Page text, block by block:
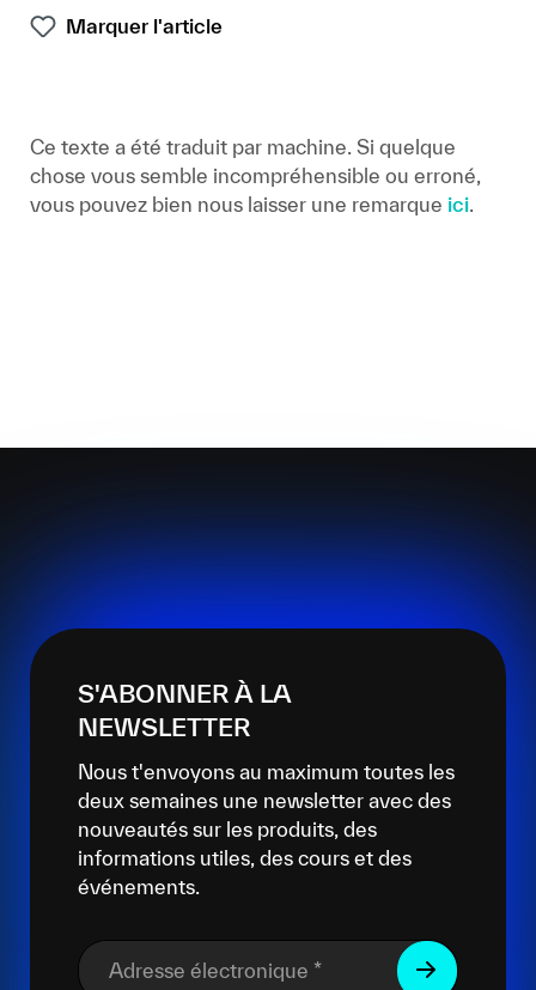
Marquer l'article
Ce texte a été traduit par machine. Si quelque
chose vous semble incompréhensible ou erroné,
vous pouvez bien nous laisser une remarque ici.
S'ABONNER À LA
NEWSLETTER
Nous t'envoyons au maximum toutes les
deux semaines une newsletter avec des
nouveautés sur les produits, des
informations utiles, des cours et des
événements.
Adresse électronique *